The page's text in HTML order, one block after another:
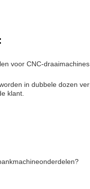
voor CNC-
in dubbele dozen
klant.